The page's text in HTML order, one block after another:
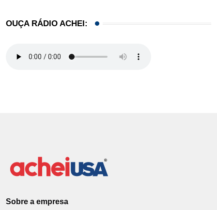
OUÇA RÁDIO ACHEI:
Sobre a empresa